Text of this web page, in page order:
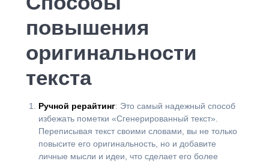
повышения
оригинальности
текста
Ручной рерайтинг: Это самый надежный способ
избежать пометки «Сгенерированный текст».
Переписывая текст своими словами, вы не только
повысите его оригинальность, но и добавите
личные мысли и идеи, что сделает его более